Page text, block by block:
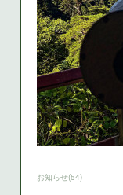
お知らせ(54)